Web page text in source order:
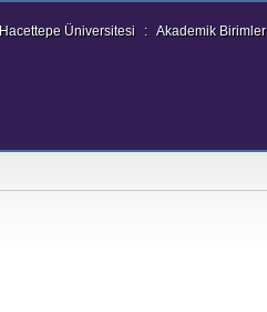
Hacettepe Üniversitesi : Akademik Birimler